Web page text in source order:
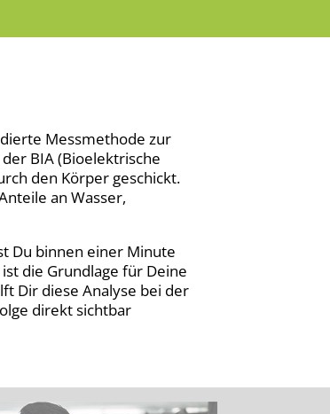
Messmethode zur
BIA (Bioelektrische
den Körper geschickt.
an Wasser,
Du binnen einer Minute
die Grundlage für Deine
Dir diese Analyse bei der
direkt sichtbar